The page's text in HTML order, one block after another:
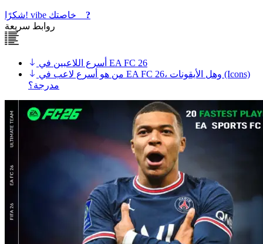
شكرًا! vibe
?
روابط سريعة
أسرع اللاعبين في EA FC 26
من هو أسرع لاعب في EA FC 26، وهل الأيقونات (Icons)
مدرجة؟